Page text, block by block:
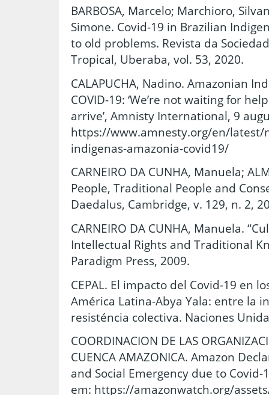
BARBOSA, Marcelo; Marchioro,
Simone. Covid-19 in Brazilian
to old problems. Revista da
Tropical, Uberaba, vol. 53, 2020.
CALAPUCHA, Nadino. Amazonian
COVID-19: ‘We’re not waiting for
arrive’, Amnisty International, 9
https://www.amnesty.org/en/latest/
indigenas-amazonia-covid19/
CARNEIRO DA CUNHA, Manuela;
People, Traditional People and
Daedalus, Cambridge, v. 129, n. 2,
CARNEIRO DA CUNHA, Manuela.
Intellectual Rights and Traditional
Paradigm Press, 2009.
CEPAL. El impacto del Covid-19 en
América Latina-Abya Yala: entre la
resisténcia colectiva. Naciones
COORDINACION DE LAS
CUENCA AMAZONICA. Amazon
and Social Emergency due to
em: https://amazonwatch.org/